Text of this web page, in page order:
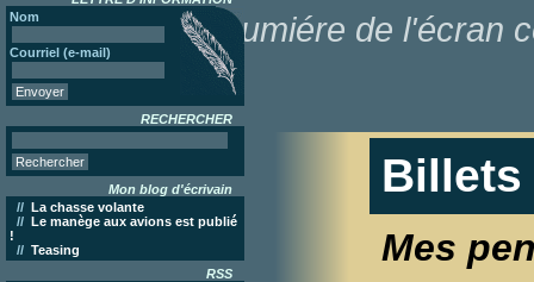
Nom
Courriel (e-mail)
RECHERCHER
Mon blog d'écrivain
// La chasse volante
// Le manège aux avions est publié
!
// Teasing
RSS
dans la lumiére de l'écran
Billets
Mes